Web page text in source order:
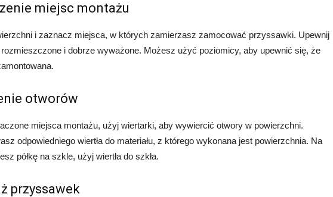
miejsc montażu
i zaznacz miejsca, w których zamierzasz zamocować przyssawki. Upewnij
i dobrze wyważone. Możesz użyć poziomicy, aby upewnić się, że
otworów
miejsca montażu, użyj wiertarki, aby wywiercić otwory w powierzchni.
odpowiedniego wiertła do materiału, z którego wykonana jest powierzchnia. Na
półkę na szkle, użyj wiertła do szkła.
przyssawek